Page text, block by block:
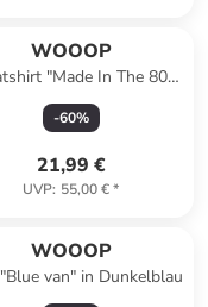
WOOOP
"Made In The 80s"
in Grau
-60%
21,99 €
UVP: 55,00 €*
WOOOP
van" in Dunkelblau